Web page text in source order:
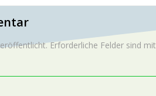
Erforderliche Felder sind mit